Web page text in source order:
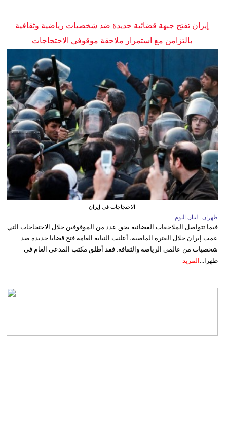
إيران تفتح جبهة قضائية جديدة ضد شخصيات رياضية وثقافية
بالتزامن مع استمرار ملاحقة موقوفي الاحتجاجات
الاحتجاجات في إيران
طهران ـ لبنان اليوم
فيما تتواصل الملاحقات القضائية بحق عدد من الموقوفين خلال الاحتجاجات التي
عمت إيران خلال الفترة الماضية، أعلنت النيابة العامة فتح قضايا جديدة ضد
شخصيات من عالمي الرياضة والثقافة. فقد أطلق مكتب المدعي العام في
طهرا... المزيد